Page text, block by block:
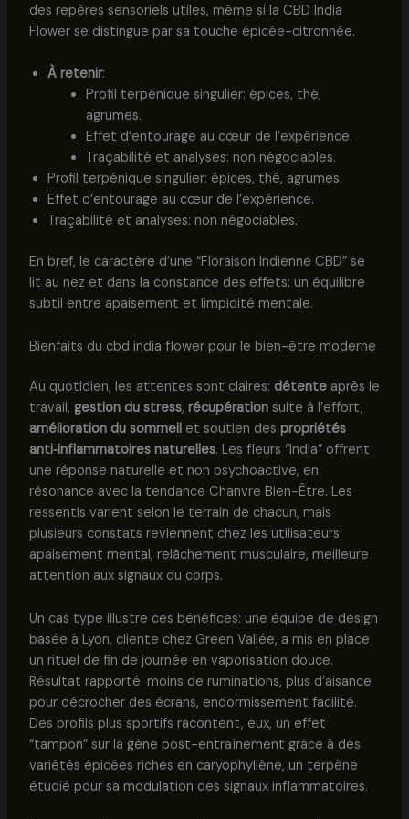
des repères sensoriels utiles, même si la CBD India
Flower se distingue par sa touche épicée-citronnée.
À retenir:
Profil terpénique singulier: épices, thé,
agrumes.
Effet d’entourage au cœur de l’expérience.
Traçabilité et analyses: non négociables.
Profil terpénique singulier: épices, thé, agrumes.
Effet d’entourage au cœur de l’expérience.
Traçabilité et analyses: non négociables.
En bref, le caractère d’une “Floraison Indienne CBD” se
lit au nez et dans la constance des effets: un équilibre
subtil entre apaisement et limpidité mentale.
Bienfaits du cbd india flower pour le bien-être moderne
Au quotidien, les attentes sont claires: détenteaprès le
travail, gestion du stress, récupérationsuite à l’effort,
amélioration du sommeilet soutien des propriétés
anti‑inflammatoires naturelles. Les fleurs “India” offrent
une réponse naturelle et non psychoactive, en
résonance avec la tendance Chanvre Bien-Être. Les
ressentis varient selon le terrain de chacun, mais
plusieurs constats reviennent chez les utilisateurs:
apaisement mental, relâchement musculaire, meilleure
attention aux signaux du corps.
Un cas type illustre ces bénéfices: une équipe de design
basée à Lyon, cliente chez Green Vallée, a mis en place
un rituel de fin de journée en vaporisation douce.
Résultat rapporté: moins de ruminations, plus d’aisance
pour décrocher des écrans, endormissement facilité.
Des profils plus sportifs racontent, eux, un effet
“tampon” sur la gêne post-entraînement grâce à des
variétés épicées riches en caryophyllène, un terpène
étudié pour sa modulation des signaux inflammatoires.